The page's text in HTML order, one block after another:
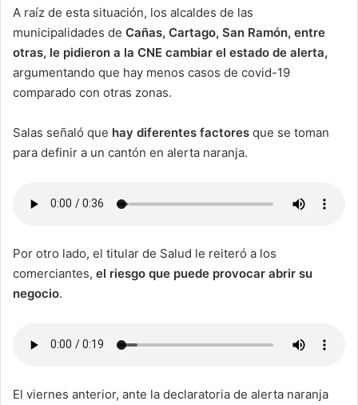
A raíz de esta situación, los alcaldes de las
municipalidades de Cañas, Cartago, San Ramón, entre
otras, le pidieron a la CNE cambiar el estado de alerta,
argumentando que hay menos casos de covid-19
comparado con otras zonas.
Salas señaló que hay diferentes factores que se toman
para definir a un cantón en alerta naranja.
Por otro lado, el titular de Salud le reiteró a los
comerciantes, el riesgo que puede provocar abrir su
negocio.
El viernes anterior, ante la declaratoria de alerta naranja